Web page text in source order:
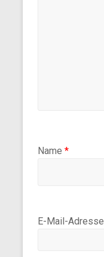
Name *
E-Mail-Adresse